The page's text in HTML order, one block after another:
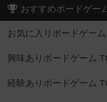
おすすめボードゲー
お気に入りボードゲー
興味ありボードゲーム
経験ありボードゲーム